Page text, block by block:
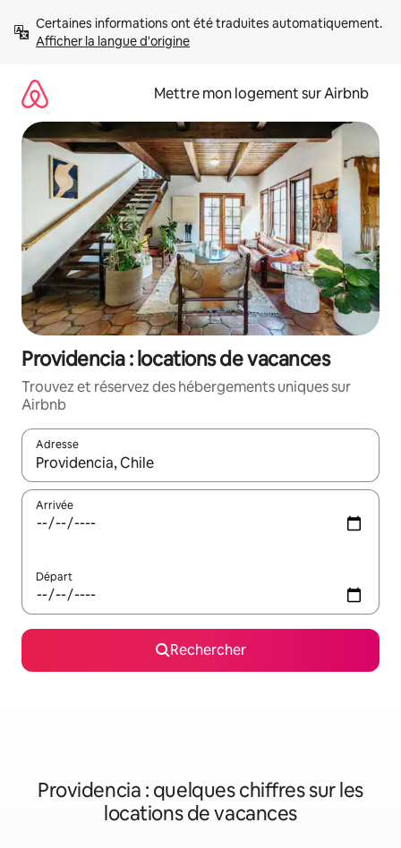
directement
Afficher la langue d'origine
Mettre mon logement sur Airbnb
Providencia : locations de vacances
Trouvez et réservez des hébergements uniques sur
Airbnb
Adresse
Lorsque les résultats s'affichent, utilisez les flèches vers le
Arrivée
Départ
Rechercher
Providencia : quelques chiffres sur les
locations de vacances